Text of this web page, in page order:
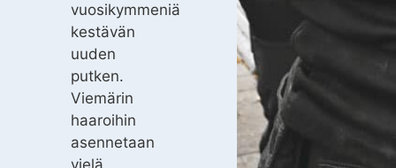
vuosikymmeniä
kestävän
uuden
putken.
Viemärin
haaroihin
asennetaan